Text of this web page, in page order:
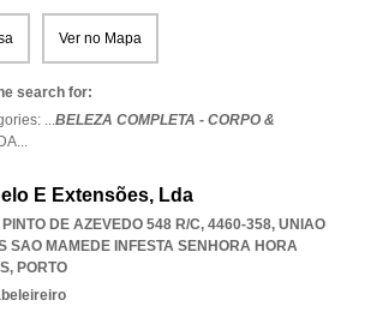
Ver no Mapa
search for:
...BELEZA COMPLETA - CORPO &
...
E Extensões, Lda
DE AZEVEDO 548 R/C, 4460-358, UNIAO
SAO MAMEDE INFESTA SENHORA HORA
, PORTO